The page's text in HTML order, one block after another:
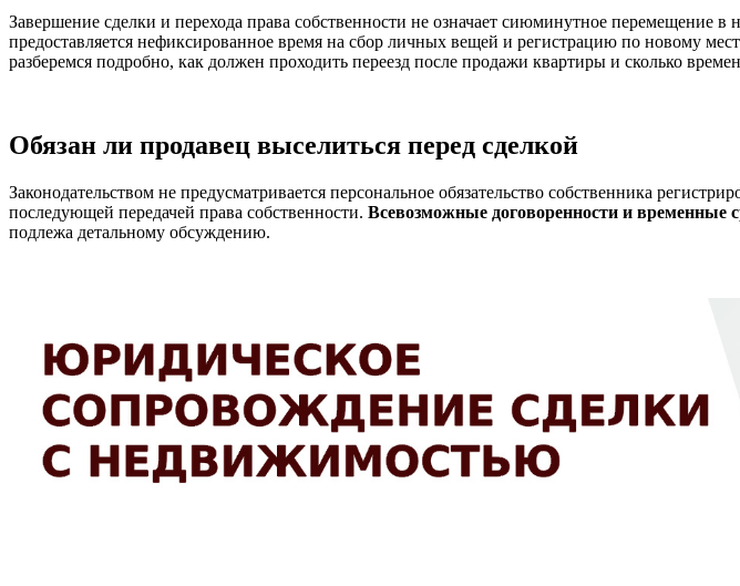
Завершение сделки и перехода права собственности не означает сиюминутное
предоставляется нефиксированное время на сбор личных вещей и регистрацию по новому
разберемся подробно, как должен проходить переезд после продажи квартиры и сколько
Обязан ли продавец выселиться перед сделкой
Законодательством не предусматривается персональное обязательство собственника
последующей передачей права собственности. Всевозможные договоренности и
подлежа детальному обсуждению.